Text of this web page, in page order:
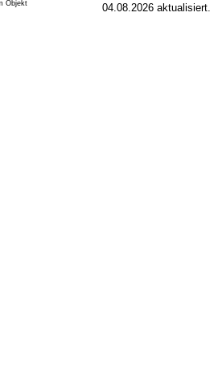
Objekt
04.08.2026 aktualisiert.